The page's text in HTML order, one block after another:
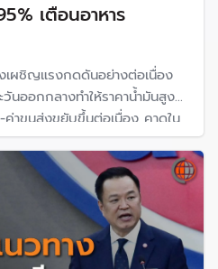
เตือนอาหาร
เผชิญแรงกดดันอย่างต่อเนื่อง
นออกกลางทำให้ราคาน้ำมันสูง
าขนส่งขยับขึ้นต่อเนื่อง คาดใน
นเฟ้อ ปี 69 อยู่ระหว่าง 1.5–